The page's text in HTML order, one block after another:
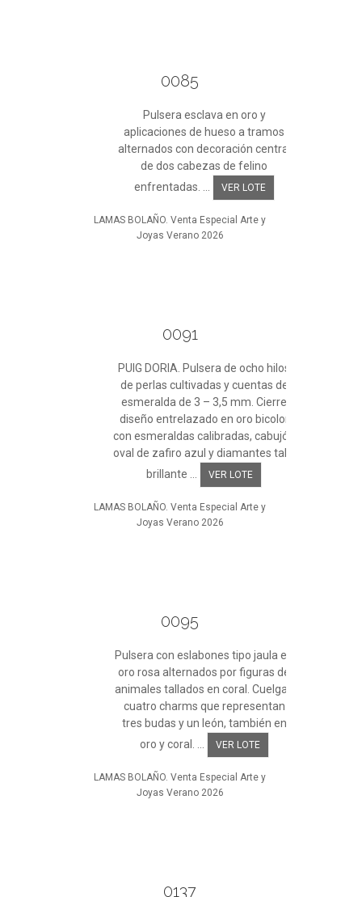
0085
Pulsera esclava en oro y
aplicaciones de hueso a tramos
alternados con decoración central
de dos cabezas de felino
enfrentadas. ...
VER LOTE
LAMAS BOLAÑO. Venta Especial Arte y
Joyas Verano 2026
0091
PUIG DORIA. Pulsera de ocho hilos
de perlas cultivadas y cuentas de
esmeralda de 3 – 3,5 mm. Cierre
diseño entrelazado en oro bicolor
con esmeraldas calibradas, cabujón
oval de zafiro azul y diamantes talla
brillante ...
VER LOTE
LAMAS BOLAÑO. Venta Especial Arte y
Joyas Verano 2026
0095
Pulsera con eslabones tipo jaula en
oro rosa alternados por figuras de
animales tallados en coral. Cuelgan
cuatro charms que representan
tres budas y un león, también en
oro y coral. ...
VER LOTE
LAMAS BOLAÑO. Venta Especial Arte y
Joyas Verano 2026
0137